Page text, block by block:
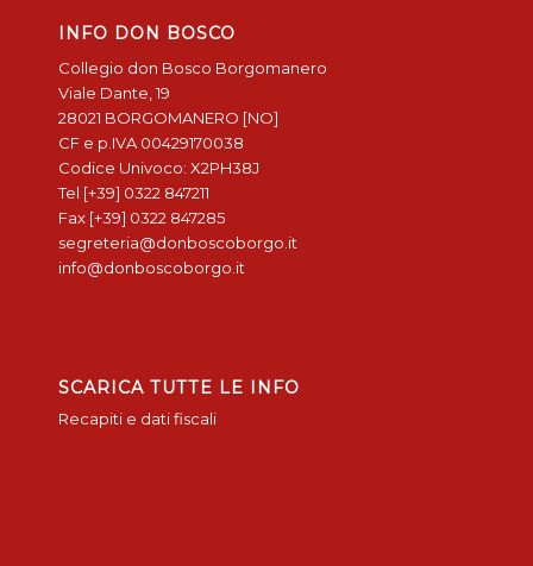
INFO DON BOSCO
Collegio don Bosco Borgomanero
Viale Dante, 19
28021 BORGOMANERO [NO]
CF e p.IVA 00429170038
Codice Univoco: X2PH38J
Tel [+39] 0322 847211
Fax [+39] 0322 847285
segreteria@donboscoborgo.it
info@donboscoborgo.it
SCARICA TUTTE LE INFO
Recapiti e dati fiscali